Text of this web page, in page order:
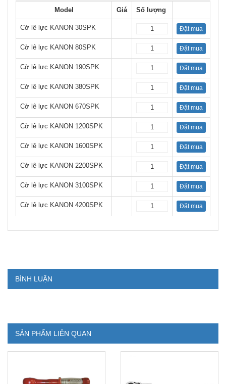
Model Giá Số lượng
Cờ lê lực KANON 30SPK Đặt mua
Cờ lê lực KANON 80SPK Đặt mua
Cờ lê lực KANON 190SPK Đặt mua
Cờ lê lực KANON 380SPK Đặt mua
Cờ lê lực KANON 670SPK Đặt mua
Cờ lê lực KANON 1200SPK Đặt mua
Cờ lê lực KANON 1600SPK Đặt mua
Cờ lê lực KANON 2200SPK Đặt mua
Cờ lê lực KANON 3100SPK Đặt mua
Cờ lê lực KANON 4200SPK Đặt mua
BÌNH LUẬN
SẢN PHẨM LIÊN QUAN